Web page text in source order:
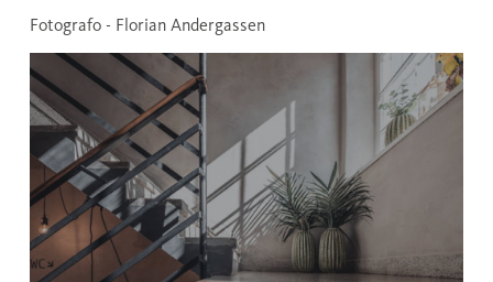
Fotografo - Florian Andergassen